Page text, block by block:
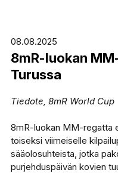
08.08.2025
8mR-luokan
Turussa
Tiedote, 8mR World Cup
8mR-luokan MM-regatta
toiseksi viimeiselle
sääolosuhteista, jotka
purjehduspäivän kovien